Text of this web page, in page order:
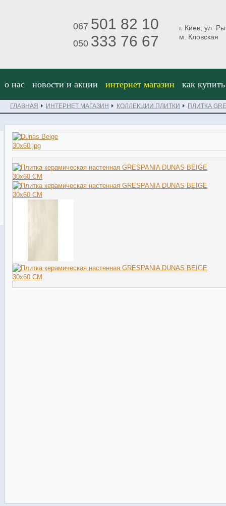
067 501 82 10
050 333 76 67
г. Киев, ул.
м. Кловская
о нас новости и акции интернет магазин как купить
ГЛАВНАЯ ИНТЕРНЕТ МАГАЗИН КОЛЛЕКЦИИ ПЛИТКИ ПЛИТКА